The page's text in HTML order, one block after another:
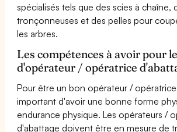
spécialisés tels que des scies à chaîne,
tronçonneuses et des pelles pour
les arbres.
Les compétences à avoir pour
d'opérateur / opératrice
Pour être un bon opérateur /
important d'avoir une bonne forme
endurance physique. Les opérateurs /
d'abattage doivent être en mesure de